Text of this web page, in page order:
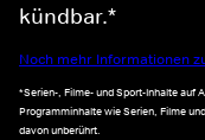
kündbar.*
Noch mehr Informationen
*Serien-, Filme- und Sport-Inhalte auf
Programminhalte wie Serien, Filme
davon unberührt.